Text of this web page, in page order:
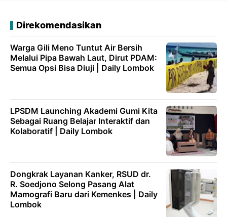
Direkomendasikan
Warga Gili Meno Tuntut Air Bersih
Melalui Pipa Bawah Laut, Dirut PDAM:
Semua Opsi Bisa Diuji | Daily Lombok
LPSDM Launching Akademi Gumi Kita
Sebagai Ruang Belajar Interaktif dan
Kolaboratif | Daily Lombok
Dongkrak Layanan Kanker, RSUD dr.
R. Soedjono Selong Pasang Alat
Mamografi Baru dari Kemenkes | Daily
Lombok